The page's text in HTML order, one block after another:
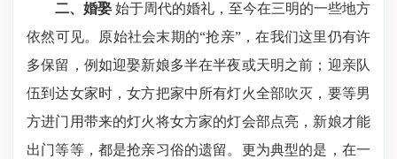
二、婚娶 始于周代的婚礼，至今在三明的一些地方
依然可见。原始社会末期的“抢亲”，在我们这里仍有许
多保留，例如迎娶新娘多半在半夜或天明之前；迎亲队
伍到达女家时，女方把家中所有灯火全部吹灭，要等男
方进门用带来的灯火将女方家的灯会部点亮，新娘才能
出门等等，都是抢亲习俗的遗留。更为典型的是，在一